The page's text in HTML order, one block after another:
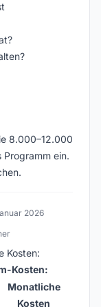
8.000–12.000
ein.
2026
Kosten:
Kosten:
Monatliche
Kosten